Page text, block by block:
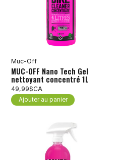
Muc-Off
MUC-OFF Nano Tech Gel
nettoyant concentré 1L
49,99$CA
Ajouter au panier